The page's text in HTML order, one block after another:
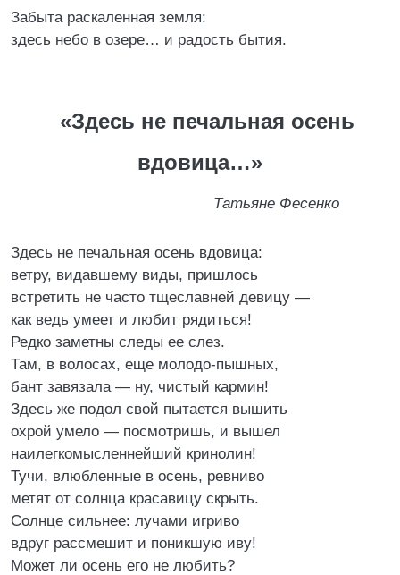
Забыта раскаленная земля:
здесь небо в озере… и радость бытия.
«Здесь не печальная осень
вдовица…»
Татьяне Фесенко
Здесь не печальная осень вдовица:
ветру, видавшему виды, пришлось
встретить не часто тщеславней девицу —
как ведь умеет и любит рядиться!
Редко заметны следы ее слез.
Там, в волосах, еще молодо-пышных,
бант завязала — ну, чистый кармин!
Здесь же подол свой пытается вышить
охрой умело — посмотришь, и вышел
наилегкомысленнейший кринолин!
Тучи, влюбленные в осень, ревниво
метят от солнца красавицу скрыть.
Солнце сильнее: лучами игриво
вдруг рассмешит и поникшую иву!
Может ли осень его не любить?